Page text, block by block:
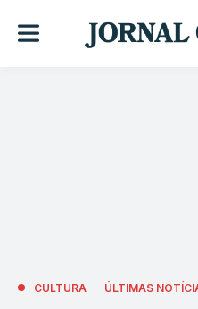
CULTURA ÚLTIMAS